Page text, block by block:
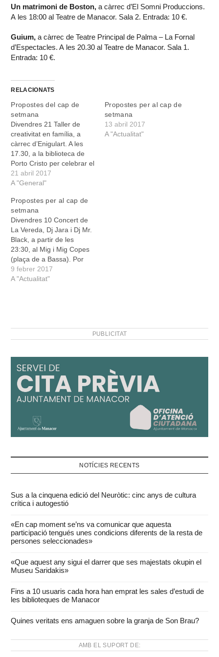
Un matrimoni de Boston, a càrrec d’El Somni Produccions.
A les 18:00 al Teatre de Manacor. Sala 2. Entrada: 10 €.
Guium, a càrrec de Teatre Principal de Palma – La Fornal
d’Espectacles. A les 20.30 al Teatre de Manacor. Sala 1.
Entrada: 10 €.
RELACIONATS
Propostes del cap de
setmana
Divendres 21 Taller de
creativitat en família, a
càrrec d’Enigulart. A les
17.30, a la biblioteca de
Porto Cristo per celebrar el
Dia del Llibre. Concert de
Jaume Tugores: El so del
al Claustre de Sant Vicenç
Ferrer. Concert d’Onion
Rabbits, a partir de les…
21 abril 2017
A "General"
Propostes per al cap de
setmana
13 abril 2017
A "Actualitat"
Propostes per al cap de
setmana
Divendres 10 Concert de
La Vereda, Dj Jara i Dj Mr.
Black, a partir de les
23:30, al Mig i Mig Copes
(plaça de a Bassa). Por
(Tragicomèdia en dues
parts), a càrrec de Cia. La
9 febrer 2017
A "Actualitat"
PUBLICITAT
NOTÍCIES RECENTS
Sus a la cinquena edició del Neuròtic: cinc anys de cultura
crítica i autogestió
«En cap moment se’ns va comunicar que aquesta
participació tengués unes condicions diferents de la resta de
persones seleccionades»
«Que aquest any sigui el darrer que ses majestats okupin el
Museu Saridakis»
Fins a 10 usuaris cada hora han emprat les sales d’estudi de
les biblioteques de Manacor
Quines veritats ens amaguen sobre la granja de Son Brau?
AMB EL SUPORT DE: